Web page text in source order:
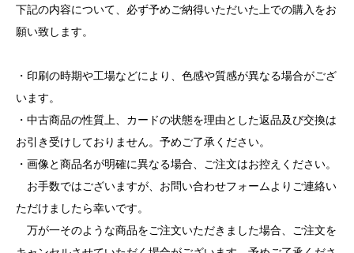
下記の内容について、必ず予めご納得いただいた上での購入をお
願い致します。
・印刷の時期や工場などにより、色感や質感が異なる場合がござ
います。
・中古商品の性質上、カードの状態を理由とした返品及び交換は
お引き受けしておりません。予めご了承ください。
・画像と商品名が明確に異なる場合、ご注文はお控えください。
お手数ではございますが、お問い合わせフォームよりご連絡い
ただけましたら幸いです。
万が一そのような商品をご注文いただきました場合、ご注文を